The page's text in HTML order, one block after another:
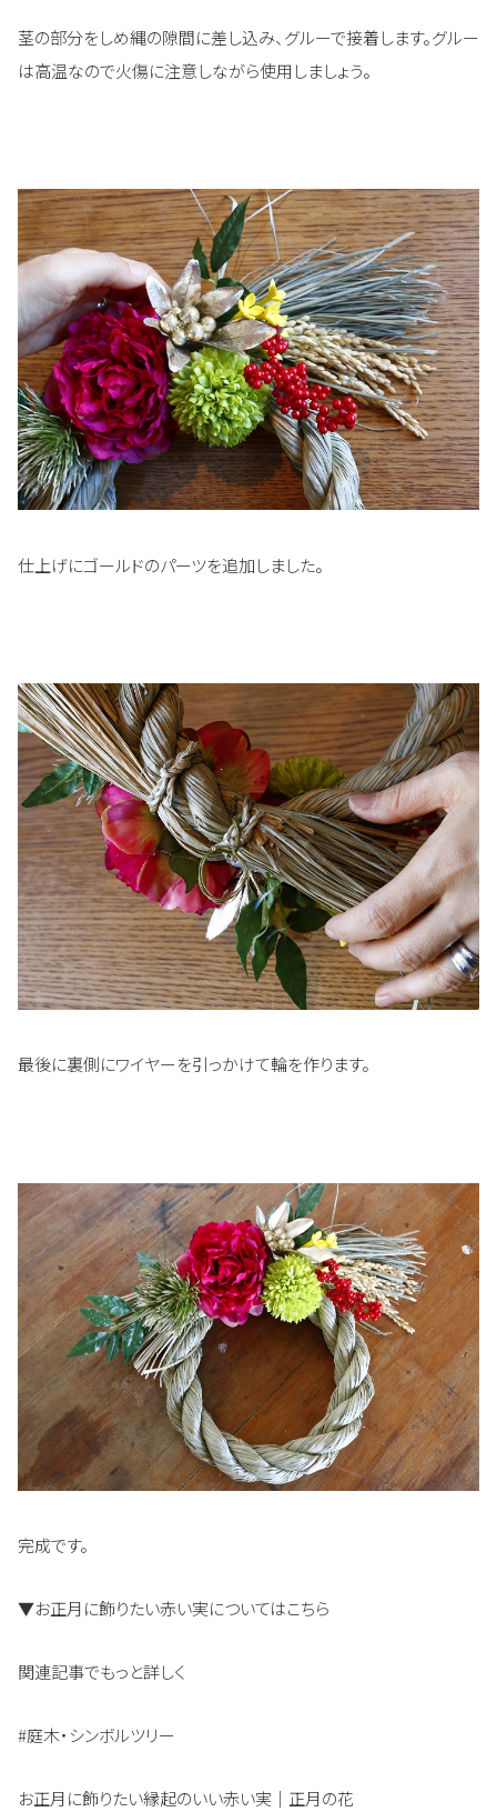
茎の部分をしめ縄の隙間に差し込み、グルーで接着します。グルー
は高温なので火傷に注意しながら使用しましょう。
仕上げにゴールドのパーツを追加しました。
最後に裏側にワイヤーを引っかけて輪を作ります。
完成です。
▼お正月に飾りたい赤い実についてはこちら
関連記事でもっと詳しく
#庭木・シンボルツリー
お正月に飾りたい縁起のいい赤い実｜正月の花